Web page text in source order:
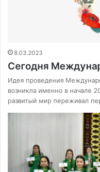
8.03.2023
Сегодня
Идея проведения
возникла именно в начале
развитый мир переживал